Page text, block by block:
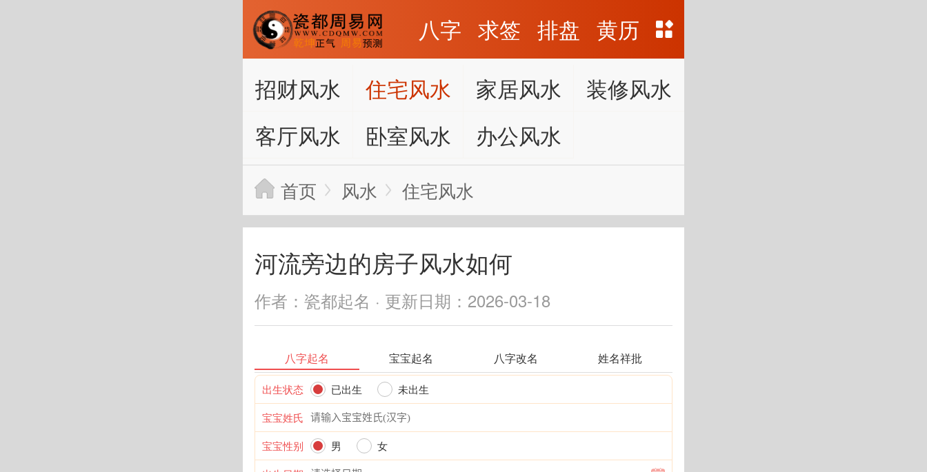
八字 求签 排盘 黄历
招财风水
住宅风水 家居风水
装修风水
客厅风水
卧室风水 办公风水
首页 风水 住宅风水
河流旁边的房子风水如何
作者：瓷都起名 · 更新日期：2026-03-18
八字起名 宝宝起名 八字改名 姓名祥批
出生状态 已出生
未出生
宝宝姓氏
宝宝性别
男
女